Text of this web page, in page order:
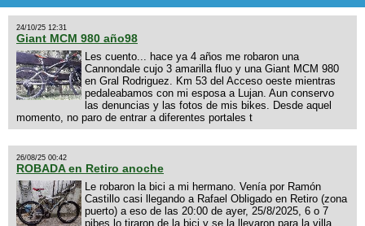
24/10/25 12:31
Giant MCM 980 año98
Les cuento... hace ya 4 años me robaron una
Cannondale cujo 3 amarilla fluo y una Giant MCM 980
en Gral Rodriguez. Km 53 del Acceso oeste mientras
pedaleabamos con mi esposa a Lujan. Aun conservo
las denuncias y las fotos de mis bikes. Desde aquel
momento, no paro de entrar a diferentes portales t
26/08/25 00:42
ROBADA en Retiro anoche
Le robaron la bici a mi hermano. Venía por Ramón
Castillo casi llegando a Rafael Obligado en Retiro (zona
puerto) a eso de las 20:00 de ayer, 25/8/2025, 6 o 7
pibes lo tiraron de la bici y se la llevaron para la villa